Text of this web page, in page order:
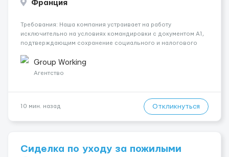
Франция
Требования: Наша компания устраивает на работу
исключительно на условиях командировки с документом A1,
подтверждающим сохранение социального и налогового
A1 могут получить граждане стран с упрощенным доступом к
рынку труда ЕС (Укра...
Group Working
Агентство
10 мин. назад Откликнуться
Сиделка по уходу за пожилыми